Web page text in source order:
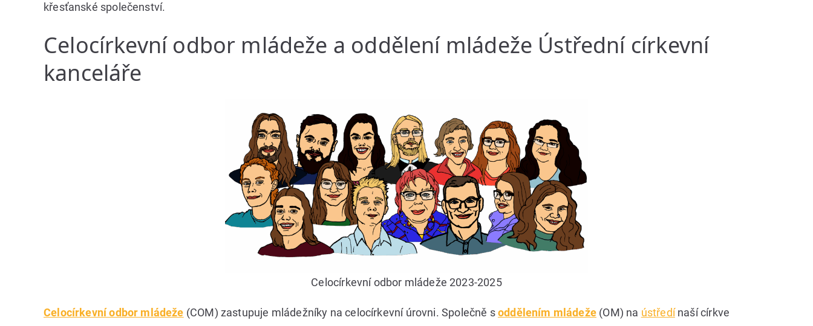
křesťanské společenství.
Celocírkevní odbor mládeže a oddělení mládeže Ústřední církevní
kanceláře
Celocírkevní odbor mládeže 2023-2025
Celocírkevní odbor mládeže (COM) zastupuje mládežníky na celocírkevní úrovni. Společně soddělením mládeže (OM) na ústředínaší církve